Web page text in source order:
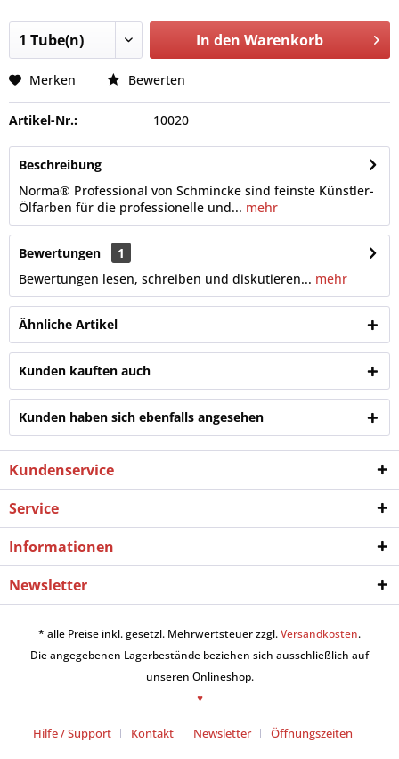
In den Warenkorb
Merken Bewerten
Artikel-Nr.: 10020
Beschreibung
Norma® Professional von Schmincke sind feinste Künstler-
Ölfarben für die professionelle und... mehr
Bewertungen
1
Bewertungen lesen, schreiben und diskutieren... mehr
Ähnliche Artikel
Kunden kauften auch
Kunden haben sich ebenfalls angesehen
Kundenservice
Service
Informationen
Newsletter
* alle Preise inkl. gesetzl. Mehrwertsteuer zzgl.Versandkosten.
Die angegebenen Lagerbestände beziehen sich ausschließlich auf
unseren Onlineshop.
♥
Hilfe / Support Kontakt Newsletter
Öffnungszeiten